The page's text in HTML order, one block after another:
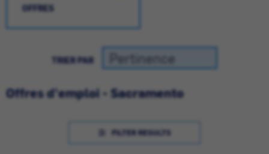
OFFRES
TRIER PAR
Offres d'emploi - Sacramento
FILTER RESULTS